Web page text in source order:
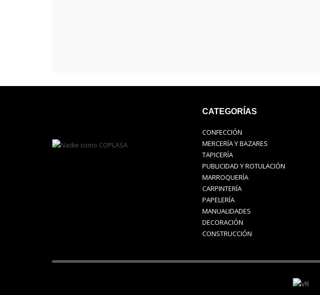
CATEGORÍAS
CONFECCIÓN
MERCERÍA Y BAZARES
TAPICERÍA
PUBLICIDAD Y ROTULACIÓN
MARROQUERÍA
CARPINTERÍA
PAPELERÍA
MANUALIDADES
DECORACIÓN
CONSTRUCCIÓN